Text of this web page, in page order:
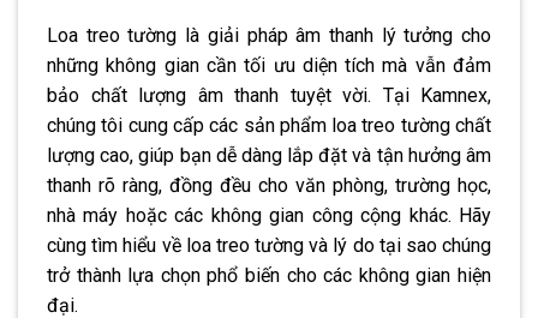
Loa treo tường là giải pháp âm thanh lý tưởng cho
những không gian cần tối ưu diện tích mà vẫn đảm
bảo chất lượng âm thanh tuyệt vời. Tại Kamnex,
chúng tôi cung cấp các sản phẩm loa treo tường chất
lượng cao, giúp bạn dễ dàng lắp đặt và tận hưởng âm
thanh rõ ràng, đồng đều cho văn phòng, trường học,
nhà máy hoặc các không gian công cộng khác. Hãy
cùng tìm hiểu về loa treo tường và lý do tại sao chúng
trở thành lựa chọn phổ biến cho các không gian hiện
đại.